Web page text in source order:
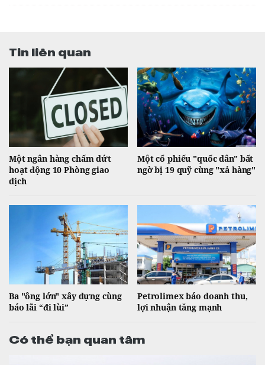
Tin liên quan
Một ngân hàng chấm dứt
hoạt động 10 Phòng giao
dịch
Một cổ phiếu "quốc dân" bất
ngờ bị 19 quỹ cùng "xả hàng"
Ba "ông lớn" xây dựng cùng
báo lãi “đi lùi”
Petrolimex báo doanh thu,
lợi nhuận tăng mạnh
Có thể bạn quan tâm